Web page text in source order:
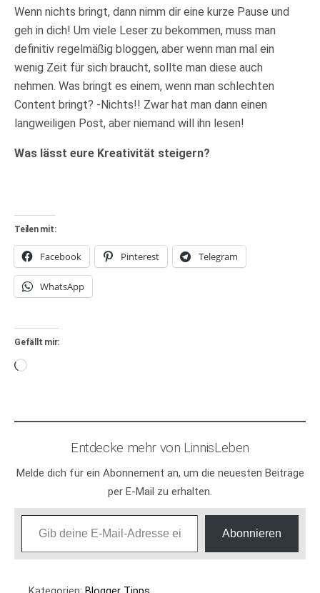
Wenn nichts bringt, dann nimm dir eine kurze Pause und
geh in dich! Um viele Leser zu bekommen, muss man
definitiv regelmäßig bloggen, aber wenn man mal ein
wenig Zeit für sich braucht, sollte man diese auch
nehmen. Was bringt es einem, wenn man schlechten
Content bringt? -Nichts!! Zwar hat man dann einen
langweiligen Post, aber niemand will ihn lesen!
Was lässt eure Kreativität steigern?
Teilen mit:
Facebook Pinterest Telegram
WhatsApp
Gefällt mir:
Wird
Entdecke mehr von LinnisLeben
Melde dich für ein Abonnement an, um die neuesten Beiträge
per E-Mail zu erhalten.
Gib deine E-Mail-Adresse ein ...
Abonnieren